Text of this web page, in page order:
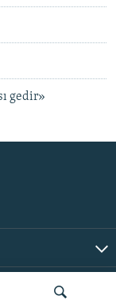
gedir»
hüquqlar qorunur